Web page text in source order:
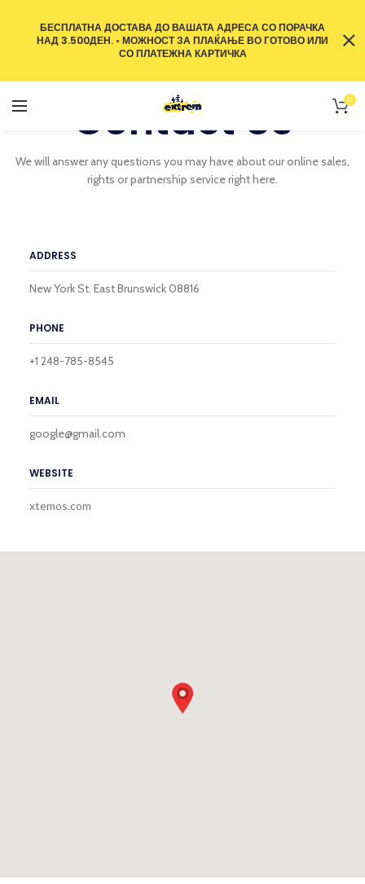
0
Contact Us
We will answer any questions you may have about our online sales,
rights or partnership service right here.
ADDRESS
New York St. East Brunswick 08816
PHONE
+1 248-785-8545
EMAIL
google@gmail.com
WEBSITE
xtemos.com
БЕСПЛАТНА ДОСТАВА ДО ВАШАТА АДРЕСА СО ПОРАЧКА
НАД 3.500ДЕН. • МОЖНОСТ ЗА ПЛАЌАЊЕ ВО ГОТОВО ИЛИ
СО ПЛАТЕЖНА КАРТИЧКА